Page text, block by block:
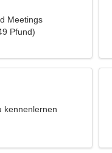
Meetings
Pfund)
kennenlernen